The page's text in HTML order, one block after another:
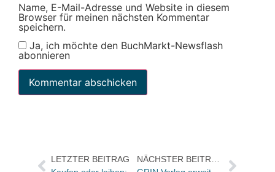
Name, E-Mail-Adresse und Website in diesem
Browser für meinen nächsten Kommentar
speichern.
Ja, ich möchte den BuchMarkt-Newsflash
abonnieren
LETZTER BEITRAG